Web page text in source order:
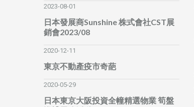
2023-08-01
日本發展商Sunshine 株式會社CST展
銷會2023/08
2020-12-11
東京不動產疫市奇葩
2020-05-29
日本東京大阪投資全幢精選物業 筍盤